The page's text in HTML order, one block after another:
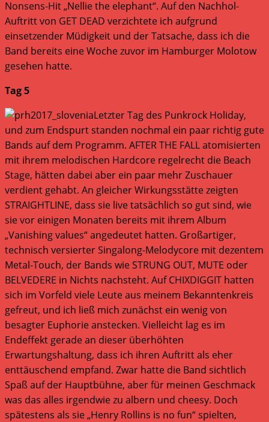
Nonsens-Hit „Nellie the elephant“. Auf den Nachhol-
Auftritt von GET DEAD verzichtete ich aufgrund
einsetzender Müdigkeit und der Tatsache, dass ich die
Band bereits eine Woche zuvor im Hamburger Molotow
gesehen hatte.
Tag 5
Letzter Tag des Punkrock Holiday,
und zum Endspurt standen nochmal ein paar richtig gute
Bands auf dem Programm. AFTER THE FALL atomisierten
mit ihrem melodischen Hardcore regelrecht die Beach
Stage, hätten dabei aber ein paar mehr Zuschauer
verdient gehabt. An gleicher Wirkungsstätte zeigten
STRAIGHTLINE, dass sie live tatsächlich so gut sind, wie
sie vor einigen Monaten bereits mit ihrem Album
„Vanishing values“ angedeutet hatten. Großartiger,
technisch versierter Singalong-Melodycore mit dezentem
Metal-Touch, der Bands wie STRUNG OUT, MUTE oder
BELVEDERE in Nichts nachsteht. Auf CHIXDIGGIT hatten
sich im Vorfeld viele Leute aus meinem Bekanntenkreis
gefreut, und ich ließ mich zunächst ein wenig von
besagter Euphorie anstecken. Vielleicht lag es im
Endeffekt gerade an dieser überhöhten
Erwartungshaltung, dass ich ihren Auftritt als eher
enttäuschend empfand. Zwar hatte die Band sichtlich
Spaß auf der Hauptbühne, aber für meinen Geschmack
was das alles irgendwie zu albern und cheesy. Doch
spätestens als sie „Henry Rollins is no fun“ spielten,